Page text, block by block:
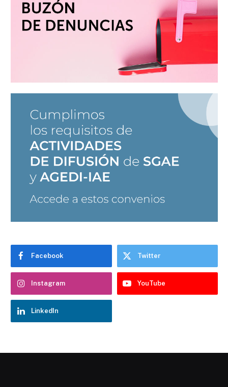
Facebook Twitter
Instagram YouTube
LinkedIn